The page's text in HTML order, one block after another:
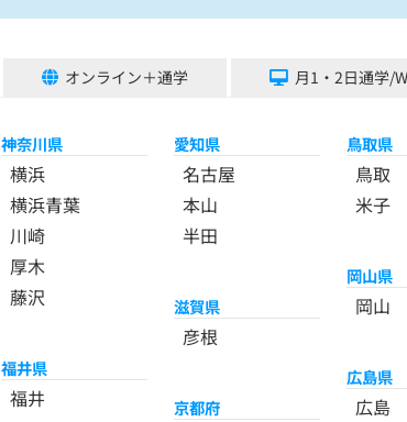
オンライン＋通学 月1・2日通学/
神奈川県
横浜
横浜青葉
川崎
厚木
藤沢
福井県
福井
愛知県
名古屋
本山
半田
滋賀県
彦根
京都府
鳥取県
鳥取
米子
岡山県
岡山
広島県
広島